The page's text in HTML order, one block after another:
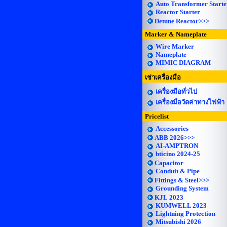
Auto Transformer
Reactor Starter
Detune Reactor>>>
Marker & Nameplate
Wire Marker
Nameplate
MIMIC DIAGRAM
เช่าเครื่องมือ
เครื่องมือทั่วไป
เครื่องมือวัดค่าทางไฟฟ้า
Pricelist
Accessories
ABB 2026>>>
AI-AMPTRON
bticino 2024-25
Capacitor
Conduit & Pipe
Fittings & Steel>>>
Grounding System
KJL 2023
KUMWELL 2023
Lightning Protection
Mitsubishi 2026